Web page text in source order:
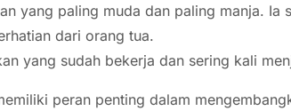
yang paling muda dan paling manja. Ia
dari orang tua.
yang sudah bekerja dan sering kali
peran penting dalam